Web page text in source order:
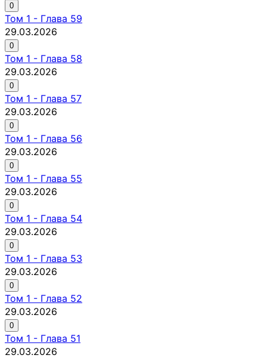
0
Том 1 - Глава 59
29.03.2026
0
Том 1 - Глава 58
29.03.2026
0
Том 1 - Глава 57
29.03.2026
0
Том 1 - Глава 56
29.03.2026
0
Том 1 - Глава 55
29.03.2026
0
Том 1 - Глава 54
29.03.2026
0
Том 1 - Глава 53
29.03.2026
0
Том 1 - Глава 52
29.03.2026
0
Том 1 - Глава 51
29.03.2026